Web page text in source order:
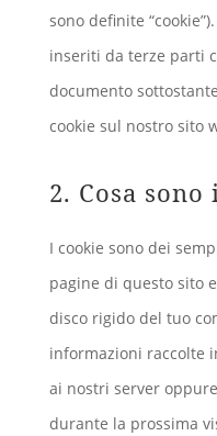
sono definite
inseriti da terze parti
documento
cookie sul nostro sito
2. Cosa sono
I cookie sono dei
pagine di questo sito
disco rigido del tuo
informazioni raccolte
ai nostri server
durante la prossima